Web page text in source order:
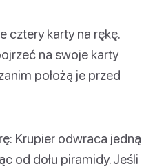
cztery karty na rękę.
na swoje karty
położą je przed
Krupier odwraca jedną
od dołu piramidy. Jeśli